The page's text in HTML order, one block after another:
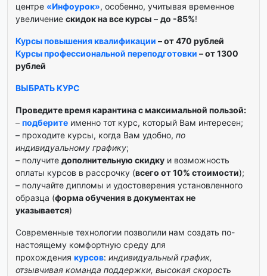
центре «Инфоурок», особенно, учитывая временное
увеличение скидок на все курсы – до -85%!
Курсы повышения квалификации –от 470 рублей
Курсы профессиональной переподготовки –от 1300
рублей
ВЫБРАТЬ КУРС
Проведите время карантина с максимальной пользой:
– подберите именно тот курс, который Вам интересен;
– проходите курсы, когда Вам удобно, по
индивидуальному графику;
– получите дополнительную скидку и возможность
оплаты курсов в рассрочку (всего от 10% стоимости);
– получайте дипломы и удостоверения установленного
образца (форма обучения в документах не
указывается)
Современные технологии позволили нам создать по-
настоящему комфортную среду для
прохождения курсов: индивидуальный график,
отзывчивая команда поддержки, высокая скорость